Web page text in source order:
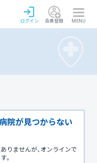
ログイン 会員登録 MENU
院が見つからない
りませんが、オンラインで
。